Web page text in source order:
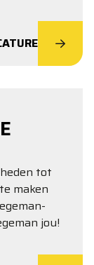
tot
maken
jou!